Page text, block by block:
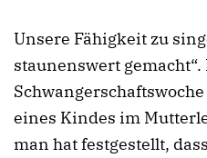
Unsere Fähigkeit zu
staunenswert
eines Kindes im
man hat festgestellt,